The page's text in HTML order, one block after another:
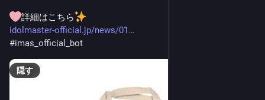
詳細はこちら
idolmaster-official.jp/news/01
#imas_official_bot
隠す